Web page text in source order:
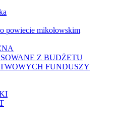
powiecie mikołowskim
Z BUDŻETU
FUNDUSZY